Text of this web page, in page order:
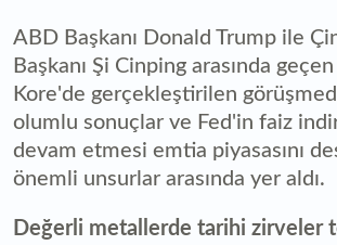
ABD Başkanı Donald Trump ile
Başkanı Şi Cinping arasında
Kore'de gerçekleştirilen
olumlu sonuçlar ve Fed'in faiz
devam etmesi emtia piyasasını
önemli unsurlar arasında yer aldı.
Değerli metallerde tarihi zirveler